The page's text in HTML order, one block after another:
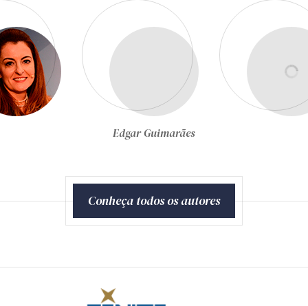
Egon Bockmann Moreira
Conheça todos os autores